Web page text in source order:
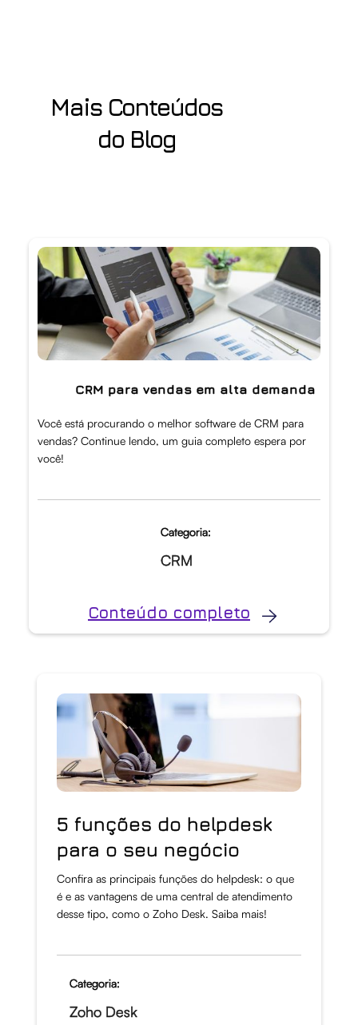
Mais Conteúdos
do Blog
CRM para vendas em alta demanda
Você está procurando o melhor software de CRM para
vendas? Continue lendo, um guia completo espera por
você!
Categoria:
CRM
Conteúdo completo
5 funções do helpdesk
para o seu negócio
Confira as principais funções do helpdesk: o que
é e as vantagens de uma central de atendimento
desse tipo, como o Zoho Desk. Saiba mais!
Categoria:
Zoho Desk